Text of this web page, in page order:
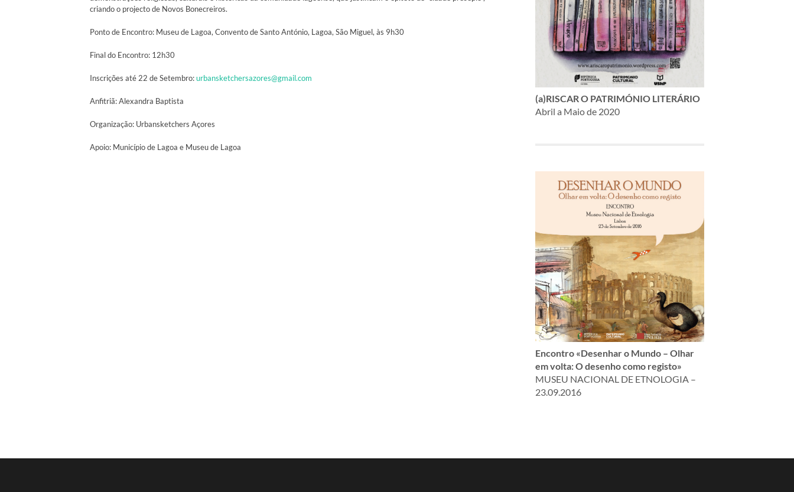
criando o projecto de Novos Bonecreiros.
Ponto de Encontro: Museu de Lagoa, Convento de Santo António, Lagoa, São Miguel, às 9h30
Final do Encontro: 12h30
Inscrições até 22 de Setembro:urbansketchersazores@gmail.com
Anfitriã: Alexandra Baptista
Organização: Urbansketchers Açores
Apoio: Município de Lagoa e Museu de Lagoa
(a)RISCAR O PATRIMÓNIO LITERÁRIO
Abril a Maio de 2020
Encontro «Desenhar o Mundo – Olhar
em volta: O desenho como registo»
MUSEU NACIONAL DE ETNOLOGIA –
23.09.2016